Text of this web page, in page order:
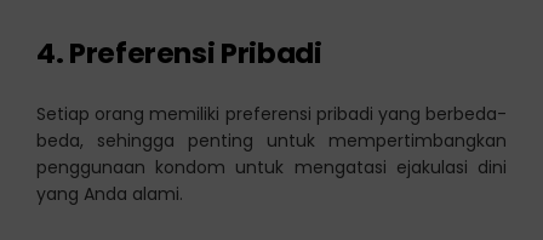
4. Preferensi Pribadi
Setiap orang memiliki preferensi pribadi yang berbeda-
beda, sehingga penting untuk mempertimbangkan
penggunaan kondom untuk mengatasi ejakulasi dini
yang Anda alami.